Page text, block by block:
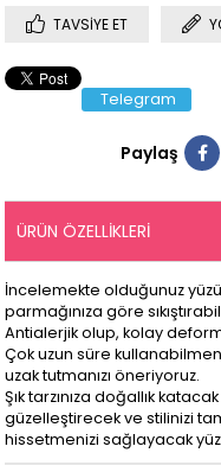
TAVSIYE ET
Telegram
Paylaş
ÜRÜN ÖZELLIKLERI
İncelemekte olduğunuz
parmağınıza göre
Antialerjik olup, kolay
Çok uzun süre
uzak tutmanızı öneriyoruz.
Şık tarzınıza doğallık
güzelleştirecek ve stilinizi
hissetmenizi sağlayacak